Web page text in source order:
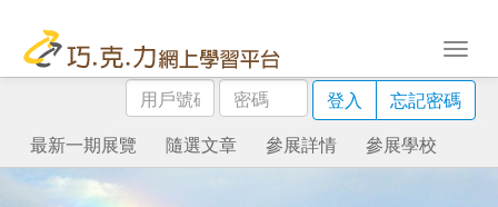
用
戶
號
碼
密
碼
登入
忘記密碼
最新一期展覽
隨選文章 參展詳情 參展學校